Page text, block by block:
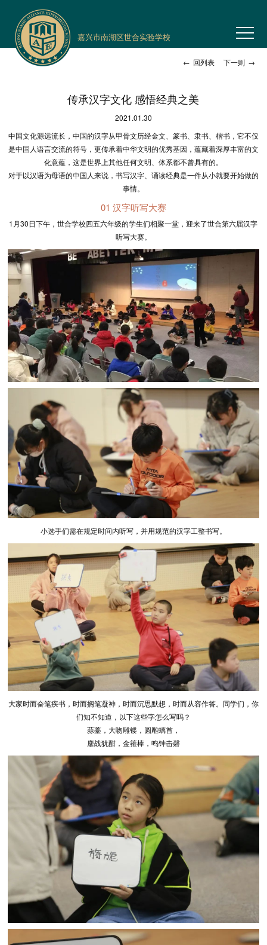
嘉兴市南湖区世合实验学校
← 回列表 下一则 →
传承汉字文化 感悟经典之美
2021.01.30
中国文化源远流长，中国的汉字从甲骨文历经金文、篆书、隶书、楷书，它不仅
是中国人语言交流的符号，更传承着中华文明的优秀基因，蕴藏着深厚丰富的文
化意蕴，这是世界上其他任何文明、体系都不曾具有的。
对于以汉语为母语的中国人来说，书写汉字、诵读经典是一件从小就要开始做的
事情。
01 汉字听写大赛
1月30日下午，世合学校四五六年级的学生们相聚一堂，迎来了世合第六届汉字
听写大赛。
小选手们需在规定时间内听写，并用规范的汉字工整书写。
大家时而奋笔疾书，时而搁笔凝神，时而沉思默想，时而从容作答。同学们，你
们知不知道，以下这些字怎么写吗？
蒜薹，大吻雕镂，圆雕螭首，
鏖战犹酣，金箍棒，鸣钟击磬